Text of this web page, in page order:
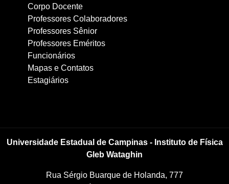
Corpo Docente
Professores Colaboradores
Professores Sênior
Professores Eméritos
Funcionários
Mapas e Contatos
Estagiários
Universidade Estadual de Campinas - Instituto de Física
Gleb Wataghin
Rua Sérgio Buarque de Holanda, 777